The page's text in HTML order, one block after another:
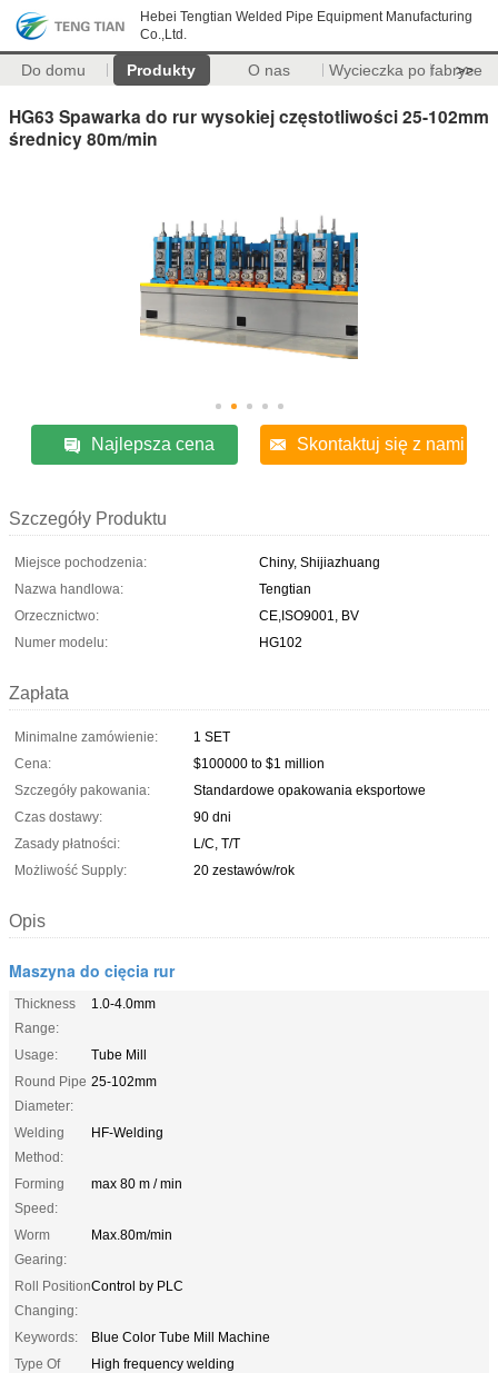
Hebei Tengtian Welded Pipe Equipment Manufacturing
Co.,Ltd.
Do domu Produkty O nas Wycieczka po fabryce
>>
HG63 Spawarka do rur wysokiej częstotliwości 25-102mm
średnicy 80m/min
Najlepsza cena Skontaktuj się z nami
Szczegóły Produktu
Miejsce pochodzenia:
Chiny, Shijiazhuang
Nazwa handlowa:
Tengtian
Orzecznictwo:
CE,ISO9001, BV
Numer modelu:
HG102
Zapłata
Minimalne zamówienie:
1 SET
Cena:
$100000 to $1 million
Szczegóły pakowania:
Standardowe opakowania eksportowe
Czas dostawy:
90 dni
Zasady płatności:
L/C, T/T
Możliwość Supply:
20 zestawów/rok
Opis
Maszyna do cięcia rur
Thickness
Range:
1.0-4.0mm
Usage:
Tube Mill
Round Pipe
Diameter:
25-102mm
Welding
Method:
HF-Welding
Forming
Speed:
max 80 m / min
Worm
Gearing:
Max.80m/min
Roll Position
Changing:
Control by PLC
Keywords:
Blue Color Tube Mill Machine
Type Of
High frequency welding